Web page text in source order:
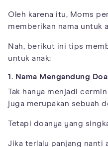
Oleh karena itu, Moms
memberikan nama untuk
Nah, berikut ini tips
untuk anak:
1. Nama Mengandung Doa
Tak hanya menjadi
juga merupakan sebuah
Tetapi doanya yang
Jika terlalu panjang nanti